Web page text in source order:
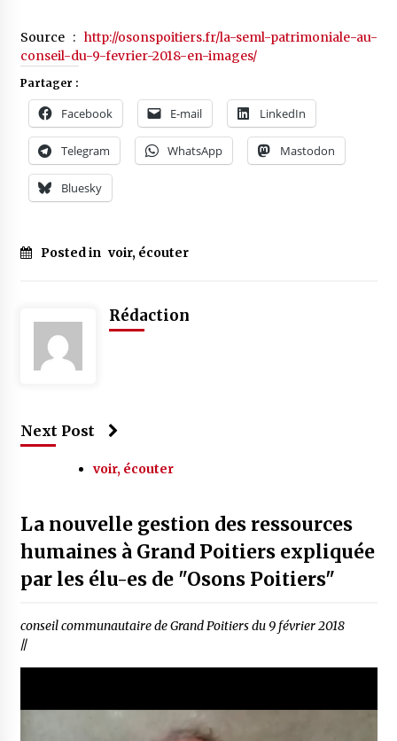
Source : http://osonspoitiers.fr/la-seml-patrimoniale-au-
conseil-du-9-fevrier-2018-en-images/
Partager :
Facebook E-mail LinkedIn
Telegram WhatsApp Mastodon
Bluesky
Posted in voir, écouter
Rédaction
Next Post
voir, écouter
La nouvelle gestion des ressources
humaines à Grand Poitiers expliquée
par les élu-es de "Osons Poitiers"
conseil communautaire de Grand Poitiers du 9 février 2018
//